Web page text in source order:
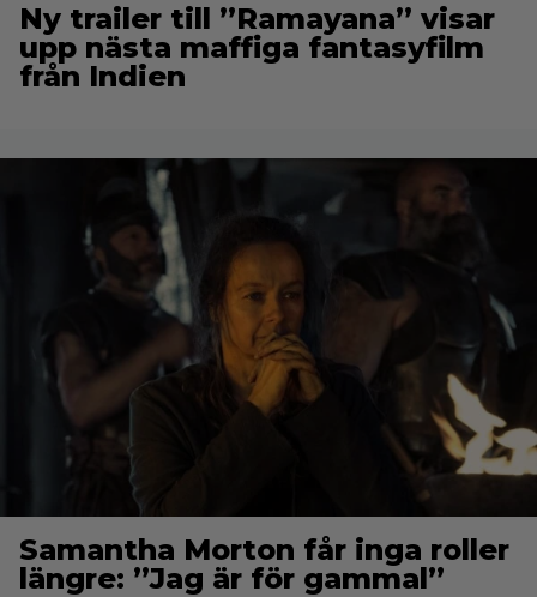
Ny trailer till ”Ramayana” visar
upp nästa maffiga fantasyfilm
från Indien
Samantha Morton får inga roller
längre: ”Jag är för gammal”